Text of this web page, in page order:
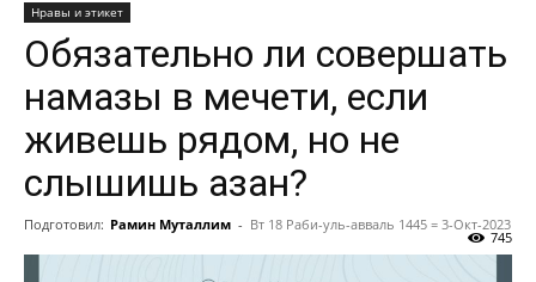
Нравы и этикет
Обязательно ли совершать
намазы в мечети, если
живешь рядом, но не
слышишь азан?
Подготовил: Рамин Муталлим - Вт 18 Раби-уль-авваль 1445 = 3-Окт-2023
745